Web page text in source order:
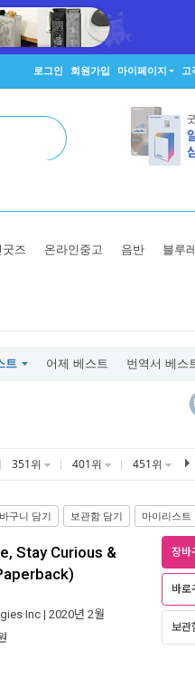
로그인 회원가입 마이페이지 고
굿즈 온라인중고 음반 블루
트 어제 베스트 번역서 베스
351위 401위 451위
구니 담기 보관함 담기 마이리스트
Stay Curious &
Inc | 2020년 2월
장바
바로
보관